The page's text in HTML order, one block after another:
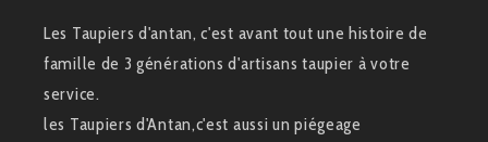
Les Taupiers d'antan, c'est avant tout une histoire de
famille de 3 générations d'artisans taupier à votre
service.
les Taupiers d'Antan,c'est aussi un piégeage